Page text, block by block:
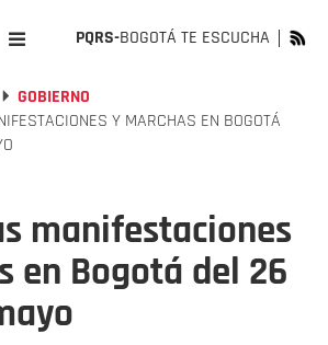
PQRS-BOGOTÁ TE ESCUCHA
GOBIERNO
Y MARCHAS EN BOGOTÁ
manifestaciones
en Bogotá del 26